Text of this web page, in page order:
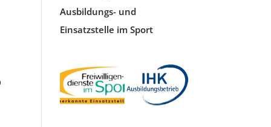
Ausbildungs- und
Einsatzstelle im Sport